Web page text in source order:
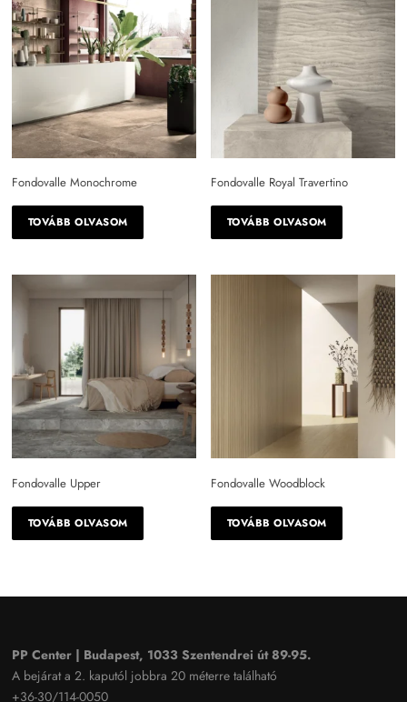
Fondovalle Monochrome
TOVÁBB OLVASOM
Fondovalle Royal Travertino
TOVÁBB OLVASOM
Fondovalle Upper
TOVÁBB OLVASOM
Fondovalle Woodblock
TOVÁBB OLVASOM
PP Center | Budapest, 1033 Szentendrei út 89-95.
A bejárat a 2. kaputól jobbra 20 méterre található
+36-30/114-0050